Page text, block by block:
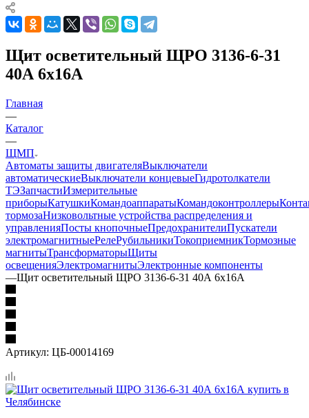
Щит осветительный ЩРО 3136-6-31
40А 6х16А
Главная
—
Каталог
—
ЩМП
Автоматы защиты двигателяВыключатели
автоматическиеВыключатели концевыеГидротолкатели
ТЭЗапчастиИзмерительные
приборыКатушкиКомандоаппаратыКомандоконтроллеры
тормозаНизковольтные устройства распределения и
управленияПосты кнопочныеПредохранителиПускатели
электромагнитныеРелеРубильникиТокоприемникТормозные
магнитыТрансформаторыЩиты
освещенияЭлектромагнитыЭлектронные компоненты
—Щит осветительный ЩРО 3136-6-31 40А 6х16А
Артикул: ЦБ-00014169